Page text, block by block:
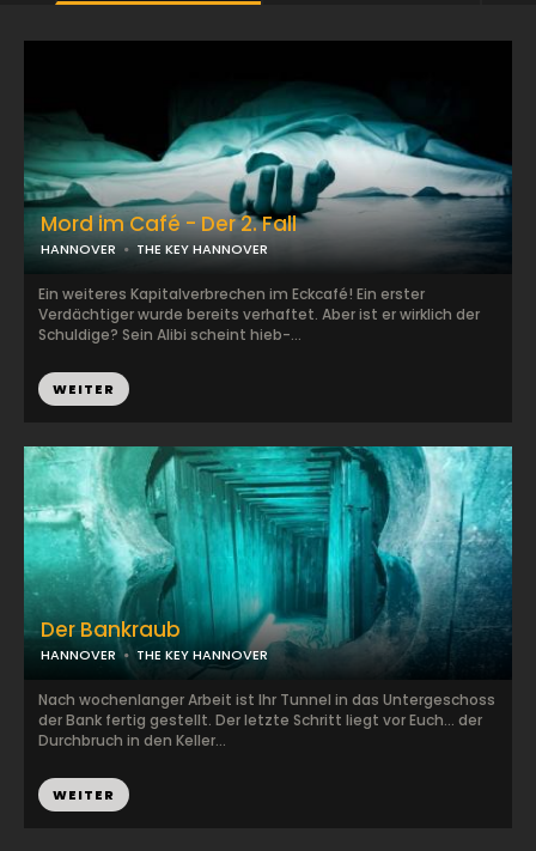
Der Bankraub
HANNOVER THE KEY HANNOVER
Nach wochenlanger Arbeit ist Ihr Tunnel in das Untergeschoss
der Bank fertig gestellt. Der letzte Schritt liegt vor Euch... der
Durchbruch in den Keller...
WEITER
Mord im Café - Der 2. Fall
HANNOVER THE KEY HANNOVER
Ein weiteres Kapitalverbrechen im Eckcafé! Ein erster
Verdächtiger wurde bereits verhaftet. Aber ist er wirklich der
Schuldige? Sein Alibi scheint hieb-...
WEITER